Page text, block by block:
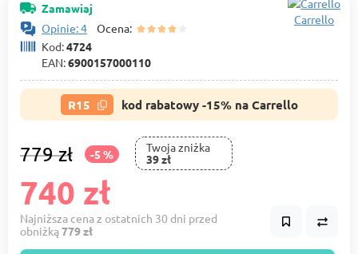
Zamawiaj
Opinie: 4 Ocena:
Kod:4724
EAN:6900157000110
Carrello
R15 kod rabatowy -15% na Carrello
779 zł -5 %
Twoja zniżka
39 zł
740 zł
Najniższa cena z ostatnich 30 dni przed
obniżką779 zł